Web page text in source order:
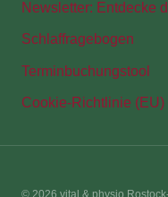
Newsletter: Entdecke
Schlaffragebogen
Terminbuchungstool
Cookie-Richtlinie (EU)